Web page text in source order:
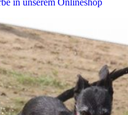
in unserem Onlineshop